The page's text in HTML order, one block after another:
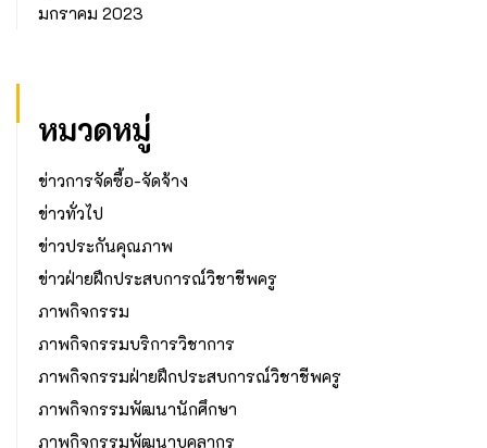
มกราคม 2023
หมวดหมู่
ข่าวการจัดซื้อ-จัดจ้าง
ข่าวทั่วไป
ข่าวประกันคุณภาพ
ข่าวฝ่ายฝึกประสบการณ์วิชาชีพครู
ภาพกิจกรรม
ภาพกิจกรรมบริการวิชาการ
ภาพกิจกรรมฝ่ายฝึกประสบการณ์วิชาชีพครู
ภาพกิจกรรมพัฒนานักศึกษา
ภาพกิจกรรมพัฒนาบุคลากร